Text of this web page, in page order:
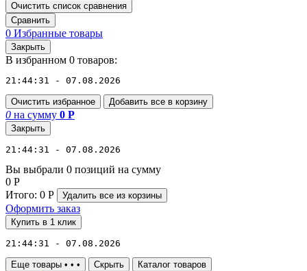
Очистить список сравнения
Сравнить
0 Избранные товары
Закрыть
В избранном 0 товаров:
21:44:31 - 07.08.2026
Очистить избранное Добавить все в корзину
0 на сумму 0 Р
Закрыть
21:44:31 - 07.08.2026
Вы выбрали 0 позиций на сумму
0 Р
Итого: 0 Р Удалить все из корзины
Оформить заказ
Купить в 1 клик
21:44:31 - 07.08.2026
Еще товары • • • Скрыть Каталог товаров